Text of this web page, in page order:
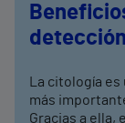
La citología es
más
Gracias a ella,